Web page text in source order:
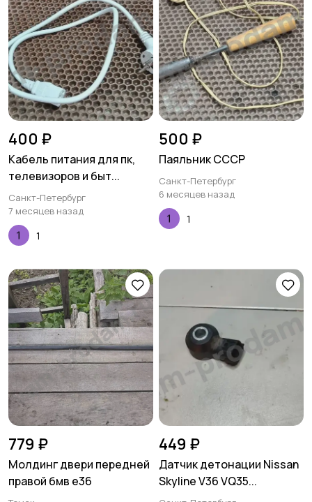
400 ₽
Кабель питания для пк,
телевизоров и быт...
Санкт-Петербург
7 месяцев назад
1
500 ₽
Паяльник СССР
Санкт-Петербург
6 месяцев назад
1
779 ₽
Молдинг двери передней
правой бмв е36
449 ₽
Датчик детонации Nissan
Skyline V36 VQ35...